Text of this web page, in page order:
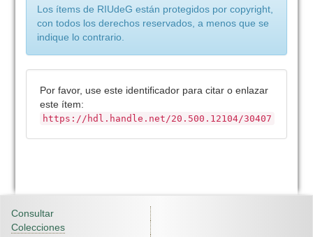
Los ítems de RIUdeG están protegidos por copyright,
con todos los derechos reservados, a menos que se
indique lo contrario.
Por favor, use este identificador para citar o enlazar
este ítem:
https://hdl.handle.net/20.500.12104/30407
Consultar
Colecciones